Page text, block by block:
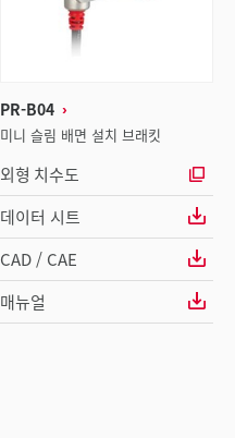
PR-B04
미니 슬림 배면 설치 브래킷
외형 치수도
데이터 시트
CAD / CAE
매뉴얼